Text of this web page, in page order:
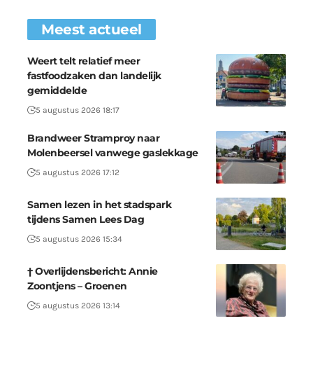
Meest actueel
Weert telt relatief meer
fastfoodzaken dan landelijk
gemiddelde
5 augustus 2026 18:17
Brandweer Stramproy naar
Molenbeersel vanwege gaslekkage
5 augustus 2026 17:12
Samen lezen in het stadspark
tijdens Samen Lees Dag
5 augustus 2026 15:34
† Overlijdensbericht: Annie
Zoontjens – Groenen
5 augustus 2026 13:14